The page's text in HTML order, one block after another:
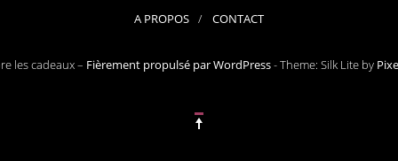
A PROPOS CONTACT
les cadeaux – Fièrement propulsé par WordPress-Theme: Silk Lite by